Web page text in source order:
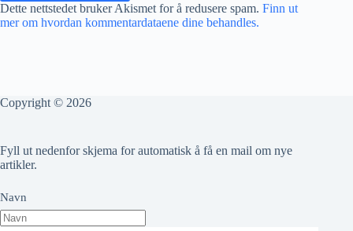
Dette nettstedet bruker Akismet for å redusere spam. Finn ut
mer om hvordan kommentardataene dine behandles.
Copyright © 2026
Fyll ut nedenfor skjema for automatisk å få en mail om nye
artikler.
Navn